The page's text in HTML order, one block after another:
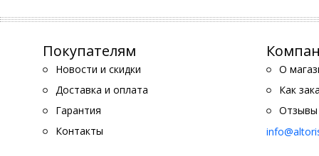
Покупателям
Новости и скидки
Доставка и оплата
Гарантия
Контакты
О
Как
Отзывы